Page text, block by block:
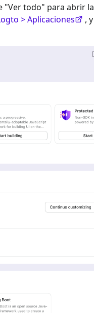
"Ver todo" para abrir
> Aplicaciones
,